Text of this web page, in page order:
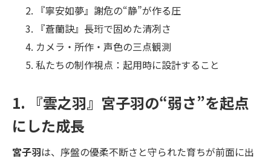
『寧安如夢』謝危の“静”が作る圧
『蒼蘭訣』長珩で固めた清冽さ
カメラ・所作・声色の三点観測
私たちの制作視点：起用時に設計すること
1. 『雲之羽』宮子羽の“弱さ”を起点
にした成長
宮子羽は、序盤の優柔不断さと守られた育ちが前面に出